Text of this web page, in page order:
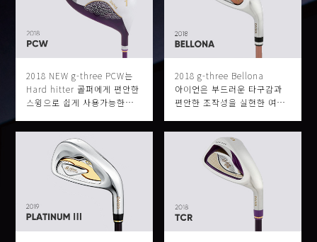
2018 NEW g-three PCW는
Hard hitter 골퍼에게 편안한
스윙으로 쉽게 사용가능한
2018 g-three Bellona
아이언은 부드러운 타구감과
편안한 조작성을 실현한 여성